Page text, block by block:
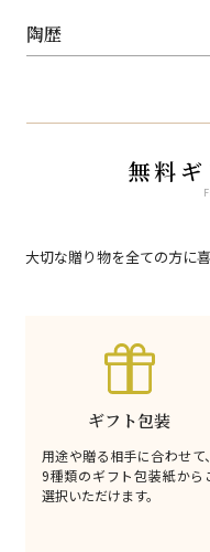
陶歴
無料
大切な贈り物を全ての方に
ギフト包装
用途や贈る相手に合わせて、
9種類のギフト包装紙から
選択いただけます。